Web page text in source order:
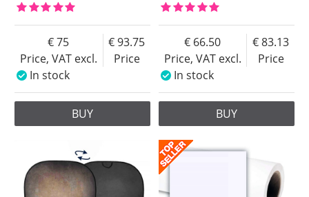
Price, VAT excl.
75
Price
93.75
In stock
BUY
Price, VAT excl.
66.50
Price
83.13
In stock
BUY